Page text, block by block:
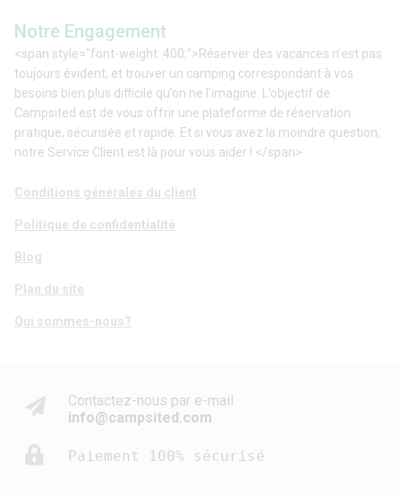
Notre Engagement
<span style="font-weight: 400;">Réserver des vacances n’est pas
toujours évident, et trouver un camping correspondant à vos
besoins bien plus difficile qu’on ne l’imagine. L’objectif de
Campsited est de vous offrir une plateforme de réservation
pratique, sécurisée et rapide. Et si vous avez la moindre question,
notre Service Client est là pour vous aider ! </span>
Conditions générales du client
Politique de confidentialité
Blog
Plan du site
Qui sommes-nous?
Contactez-nous par e-mail
info@campsited.com
Paiement 100% sécurisé